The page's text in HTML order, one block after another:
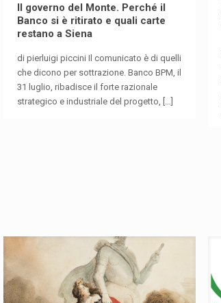
Il governo del Monte. Perché il
Banco si è ritirato e quali carte
restano a Siena
di pierluigi piccini Il comunicato è di quelli
che dicono per sottrazione. Banco BPM, il
31 luglio, ribadisce il forte razionale
strategico e industriale del progetto, […]